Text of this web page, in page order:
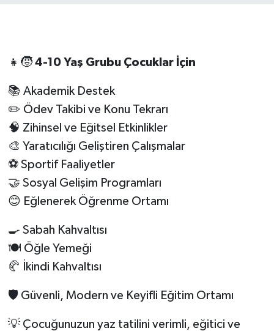
👧🧒 4-10 Yaş Grubu Çocuklar İçin
📚 Akademik Destek
✏️ Ödev Takibi ve Konu Tekrarı
🧠 Zihinsel ve Eğitsel Etkinlikler
🎨 Yaratıcılığı Geliştiren Çalışmalar
⚽ Sportif Faaliyetler
🤝 Sosyal Gelişim Programları
😊 Eğlenerek Öğrenme Ortamı
🍳 Sabah Kahvaltısı
🍽️ Öğle Yemeği
🥐 İkindi Kahvaltısı
🛡️ Güvenli, Modern ve Keyifli Eğitim Ortamı
💡 Çocuğunuzun yaz tatilini verimli, eğitici ve